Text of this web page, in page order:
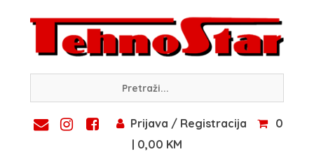
content
Prijava / Registracija
0
| 0,00 KM